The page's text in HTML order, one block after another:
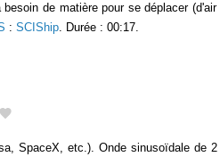
de matière pour se déplacer
: SCIShip. Durée : 00:17.
SpaceX, etc.). Onde sinusoïdale de